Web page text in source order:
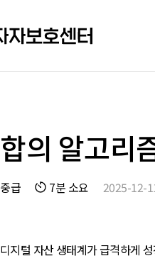
합의 알고리
중급 7분 소요 2025-12-
디지털 자산 생태계가 급격하게